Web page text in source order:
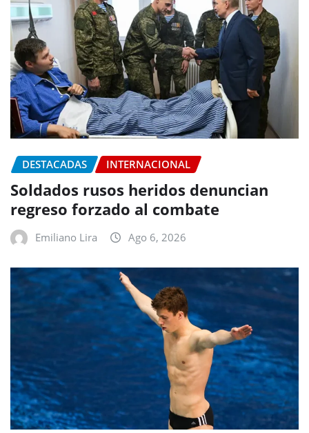
DESTACADAS INTERNACIONAL
Soldados rusos heridos denuncian
regreso forzado al combate
Emiliano Lira Ago 6, 2026